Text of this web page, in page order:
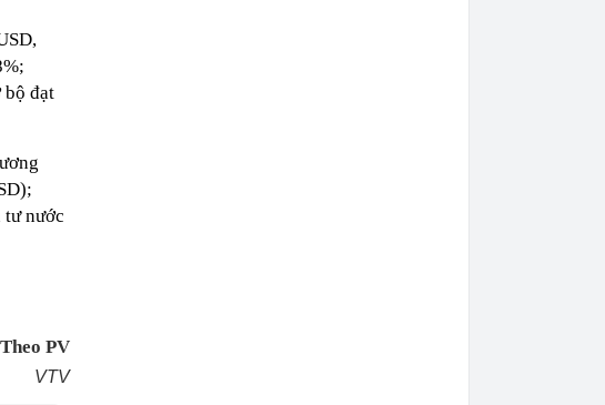
bộ đạt
tư nước
Theo PV
VTV